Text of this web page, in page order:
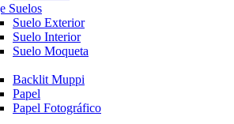
Suelos
Suelo Exterior
Suelo Interior
Suelo Moqueta
Backlit Muppi
Papel
Papel Fotográfico